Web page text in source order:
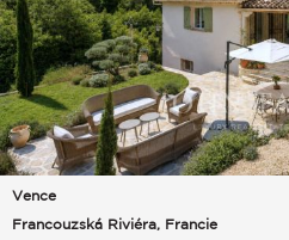
Vence
Francouzská Riviéra, Francie